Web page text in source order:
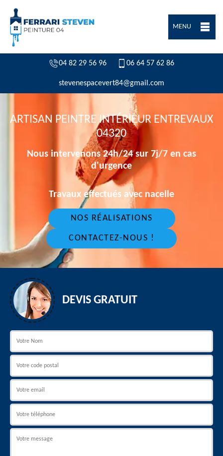
MENU
04 82 29 56 96 06 64 57 62 86
stevenespacevert84@gmail.com
ARTISAN PEINTRE INTÉRIEUR ENTREVAUX
04320
Nous intervenons 24h/24 sur 7j/7 en cas
d'urgence
Travaux effectués avec nacelle
NOS RÉALISATIONS
CONTACTEZ-NOUS !
DEVIS GRATUIT